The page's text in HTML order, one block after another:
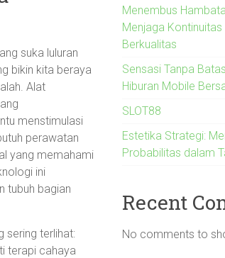
suka luluran
bikin kita beraya
Alat
menstimulasi
perawatan
yang memahami
ini
tubuh bagian
sering terlihat:
terapi cahaya
Menembus
Menjaga
Berkualitas
Sensasi Tanpa
Hiburan Mobile
SLOT88
Estetika Strategi:
Probabilitas dalam
Recent
No comments to